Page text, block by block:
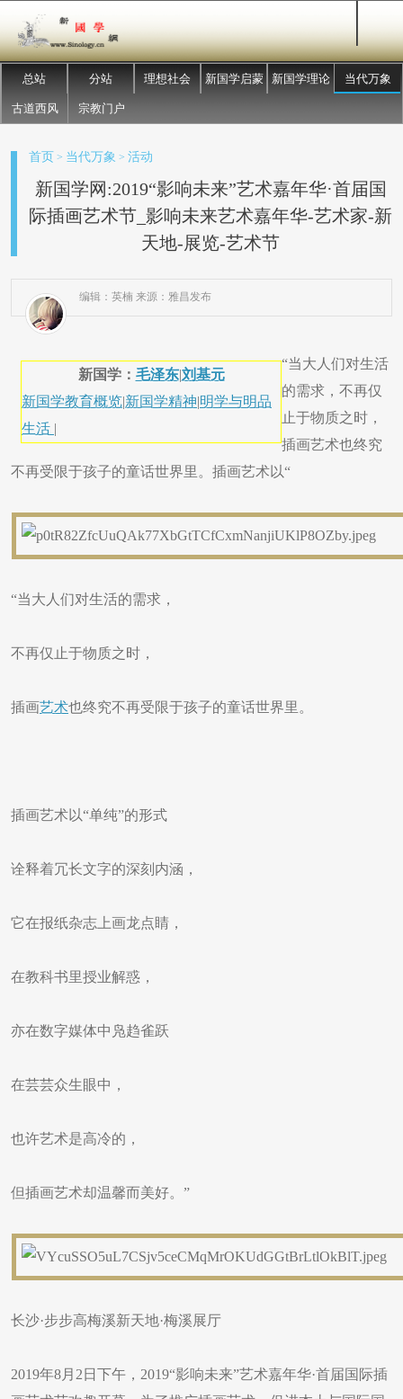
总站 分站 理想社会 新国学启蒙 新国学理论 当代万象
古道西风 宗教门户
首页 > 当代万象 > 活动
新国学网:2019“影响未来”艺术嘉年华·首届国
际插画艺术节_影响未来艺术嘉年华-艺术家-新
天地-展览-艺术节
编辑：英楠 来源：雅昌发布
新国学： 毛泽东|刘基元
新国学教育概览|新国学精神|明学与明品
生活 |
“当大人们对生活
的需求，不再仅
止于物质之时，
插画艺术也终究
不再受限于孩子的童话世界里。​插画艺术以“
“当大人们对生活的需求，
不再仅止于物质之时，
插画艺术也终究不再受限于孩子的童话世界里。
插画艺术以“单纯”的形式
诠释着冗长文字的深刻内涵，
它在报纸杂志上画龙点睛，
在教科书里授业解惑，
亦在数字媒体中凫趋雀跃
在芸芸众生眼中，
也许艺术是高冷的，
但插画艺术却温馨而美好。”
长沙·步步高梅溪新天地·梅溪展厅
2019年8月2日下午，2019“影响未来”艺术嘉年华·首届国际插